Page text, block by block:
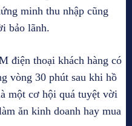
minh thu nhập cũng
bảo lãnh.
điện thoại khách hàng có
vòng 30 phút sau khi hồ
một cơ hội quá tuyệt vời
ăn kinh doanh hay mua